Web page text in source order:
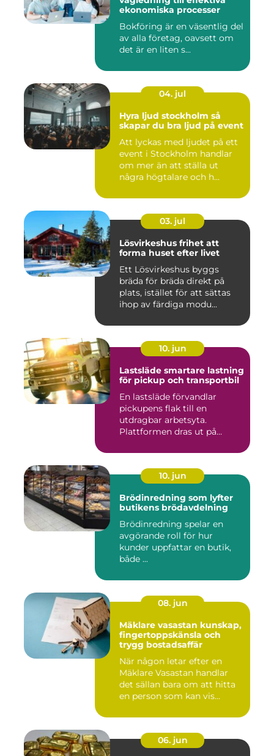
ekonomiska processer
Bokföring är en väsentlig del
av alla företag, oavsett om
det är en liten s...
04. jul
Hyra ljud stockholm så
skapar du bra ljud på event
Att lyckas med ljudet på ett
event i Stockholm handlar
om mer än att ställa ut
några högtalare och h...
03. jul
Lösvirkeshus frihet att
forma huset efter livet
Ett Lösvirkeshus byggs
bräda för bräda direkt på
plats, istället för att sättas
ihop av färdiga modu...
10. jun
Lastsläde smartare lastning
för pickup och transportbil
En lastsläde förvandlar
pickupens flak till en
utdragbar arbetsyta.
Plattformen dras ut på
10. jun
Brödinredning som lyfter
butikens brödavdelning
Brödinredning spelar en
avgörande roll för hur
kunder uppfattar en butik,
både ...
08. jun
Mäklare vasastan kunskap,
fingertoppskänsla och
trygg bostadsaffär
När någon letar efter en
Mäklare Vasastan handlar
det sällan bara om att hitta
en person som kan vis...
06. jun